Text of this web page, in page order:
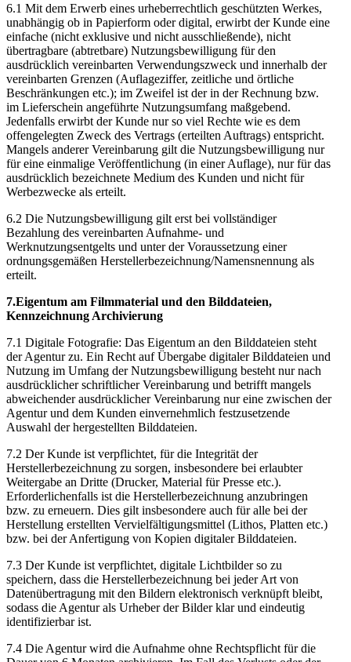
6.1 Mit dem Erwerb eines urheberrechtlich geschützten Werkes,
unabhängig ob in Papierform oder digital, erwirbt der Kunde eine
einfache (nicht exklusive und nicht ausschließende), nicht
übertragbare (abtretbare) Nutzungsbewilligung für den
ausdrücklich vereinbarten Verwendungszweck und innerhalb der
vereinbarten Grenzen (Auflageziffer, zeitliche und örtliche
Beschränkungen etc.); im Zweifel ist der in der Rechnung bzw.
im Lieferschein angeführte Nutzungsumfang maßgebend.
Jedenfalls erwirbt der Kunde nur so viel Rechte wie es dem
offengelegten Zweck des Vertrags (erteilten Auftrags) entspricht.
Mangels anderer Vereinbarung gilt die Nutzungsbewilligung nur
für eine einmalige Veröffentlichung (in einer Auflage), nur für das
ausdrücklich bezeichnete Medium des Kunden und nicht für
Werbezwecke als erteilt.
6.2 Die Nutzungsbewilligung gilt erst bei vollständiger
Bezahlung des vereinbarten Aufnahme- und
Werknutzungsentgelts und unter der Voraussetzung einer
ordnungsgemäßen Herstellerbezeichnung/Namensnennung als
erteilt.
7.Eigentum am Filmmaterial und den Bilddateien,
Kennzeichnung Archivierung
7.1 Digitale Fotografie: Das Eigentum an den Bilddateien steht
der Agentur zu. Ein Recht auf Übergabe digitaler Bilddateien und
Nutzung im Umfang der Nutzungsbewilligung besteht nur nach
ausdrücklicher schriftlicher Vereinbarung und betrifft mangels
abweichender ausdrücklicher Vereinbarung nur eine zwischen der
Agentur und dem Kunden einvernehmlich festzusetzende
Auswahl der hergestellten Bilddateien.
7.2 Der Kunde ist verpflichtet, für die Integrität der
Herstellerbezeichnung zu sorgen, insbesondere bei erlaubter
Weitergabe an Dritte (Drucker, Material für Presse etc.).
Erforderlichenfalls ist die Herstellerbezeichnung anzubringen
bzw. zu erneuern. Dies gilt insbesondere auch für alle bei der
Herstellung erstellten Vervielfältigungsmittel (Lithos, Platten etc.)
bzw. bei der Anfertigung von Kopien digitaler Bilddateien.
7.3 Der Kunde ist verpflichtet, digitale Lichtbilder so zu
speichern, dass die Herstellerbezeichnung bei jeder Art von
Datenübertragung mit den Bildern elektronisch verknüpft bleibt,
sodass die Agentur als Urheber der Bilder klar und eindeutig
identifizierbar ist.
7.4 Die Agentur wird die Aufnahme ohne Rechtspflicht für die